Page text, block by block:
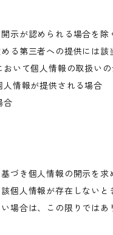
示が認められる場合を
る第三者への提供には該
いて個人情報の取扱い
人情報が提供される場合
合
づき個人情報の開示を
個人情報が存在しない
場合は、この限りではあ